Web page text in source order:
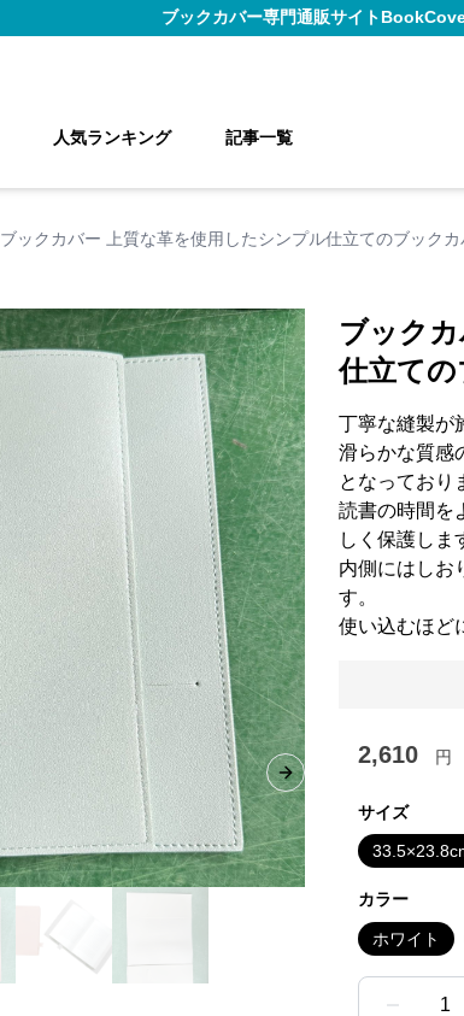
ブックカバー専門通販サイト
人気ランキング 記事一覧
ブックカバー 上質な革を使用したシンプル仕立てのブックカ
Next slide
ブック
仕立て
丁寧な縫製が
滑らかな質感
となっており
読書の時間を
しく保護しま
内側にはしお
す。
使い込むほど
2,610 円
サイズ
カラー
ホワイト
1